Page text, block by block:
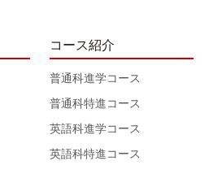
コース紹介
普通科進学コース
普通科特進コース
英語科進学コース
英語科特進コース